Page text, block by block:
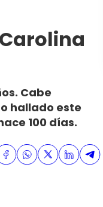
Cabe
hallado este
100 días.